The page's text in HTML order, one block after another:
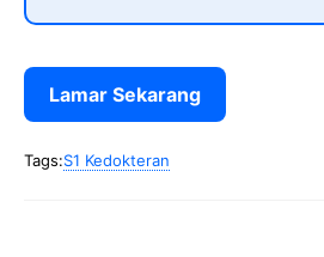
Lamar Sekarang
Tags:S1 Kedokteran